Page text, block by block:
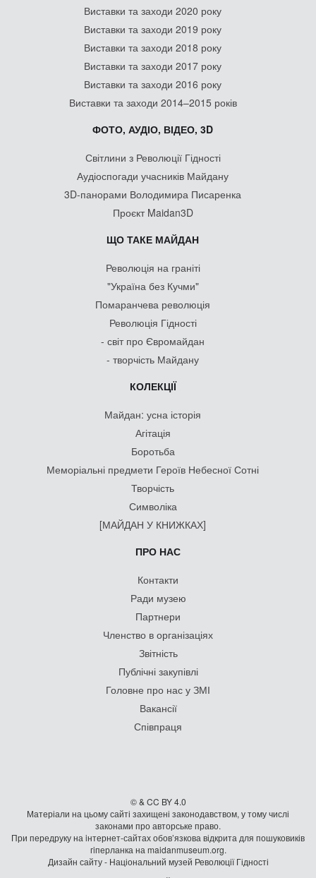
Виставки та заходи 2020 року
Виставки та заходи 2019 року
Виставки та заходи 2018 року
Виставки та заходи 2017 року
Виставки та заходи 2016 року
Виставки та заходи 2014–2015 років
ФОТО, АУДІО, ВІДЕО, 3D
Світлини з Революції Гідності
Аудіоспогади учасників Майдану
3D-панорами Володимира Писаренка
Проєкт Maidan3D
ЩО ТАКЕ МАЙДАН
Революція на граніті
"Україна без Кучми"
Помаранчева революція
Революція Гідності
- світ про Євромайдан
- творчість Майдану
КОЛЕКЦІЇ
Майдан: усна історія
Агітація
Боротьба
Меморіальні предмети Героїв Небесної Сотні
Творчість
Символіка
[МАЙДАН У КНИЖКАХ]
ПРО НАС
Контакти
Ради музею
Партнери
Членство в організаціях
Звітність
Публічні закупівлі
Головне про нас у ЗМІ
Вакансії
Співпраця
© & CC BY 4.0
Матеріали на цьому сайті захищені законодавством, у тому числі
законами про авторське право.
При передруку на iнтернет-сайтах обов’язкова відкрита для пошуковиків
гiперланка на maidanmuseum.org.
Дизайн сайту - Національний музей Революції Гідності